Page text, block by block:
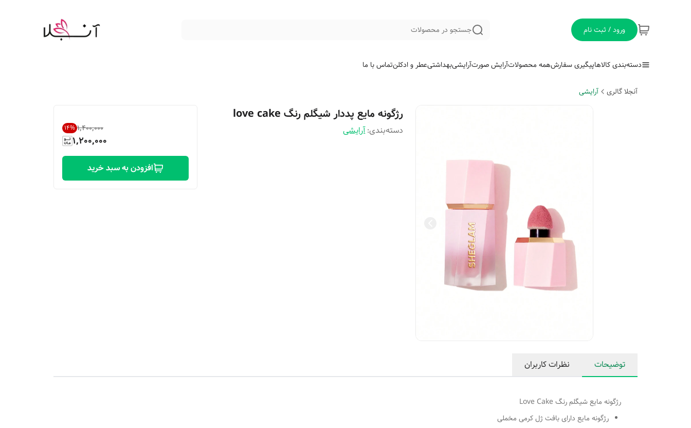
ورود / ثبت نام جستجو در محصولات
دسته‌بندی کالاهاپیگیری سفارشهمه محصولاتآرایش صورتآرایشیبهداشتیعطر و ادکلنتماس با ما
آنجلا گالری آرایشی
رژگونه مایع پددار شیگلم رنگ love cake
دسته‌بندی:آرایشی ۱٬۴۰۰٬۰۰۰ 14%
1,200,000
افزودن به سبد خرید
توضیحات نظرات کاربران
رژگونه مایع شیگلم رنگ Love Cake
رژگونه مایع دارای بافت ژل کرمی مخملی